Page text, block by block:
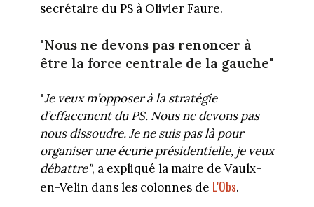
secrétaire du PS à Olivier Faure.
"Nous ne devons pas renoncer à
être la force centrale de la gauche"
"Je veux m’opposer à la stratégie
d’effacement du PS. Nous ne devons pas
nous dissoudre. Je ne suis pas là pour
organiser une écurie présidentielle, je veux
débattre", a expliqué la maire de Vaulx-
en-Velin dans les colonnes de L'Obs.